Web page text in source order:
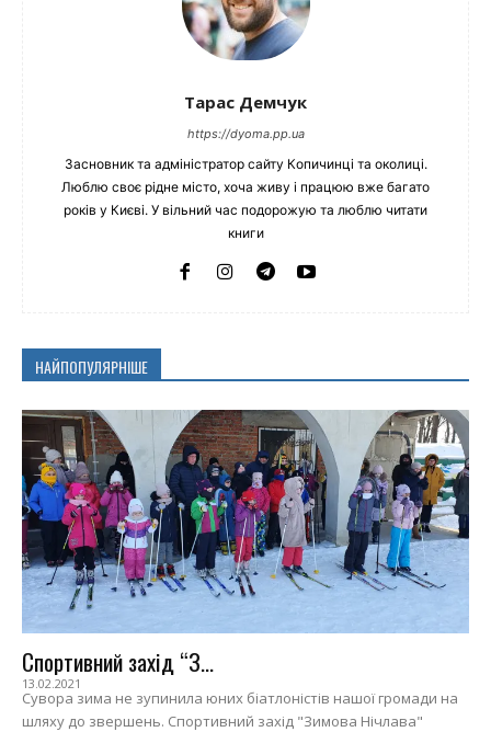
Тарас Демчук
https://dyoma.pp.ua
Засновник та адміністратор сайту Копичинці та околиці.
Люблю своє рідне місто, хоча живу і працюю вже багато
років у Києві. У вільний час подорожую та люблю читати
книги
НАЙПОПУЛЯРНІШЕ
Спортивний захід “З...
13.02.2021
Сувора зима не зупинила юних біатлоністів нашої громади на
шляху до звершень. Спортивний захід "Зимова Нічлава"